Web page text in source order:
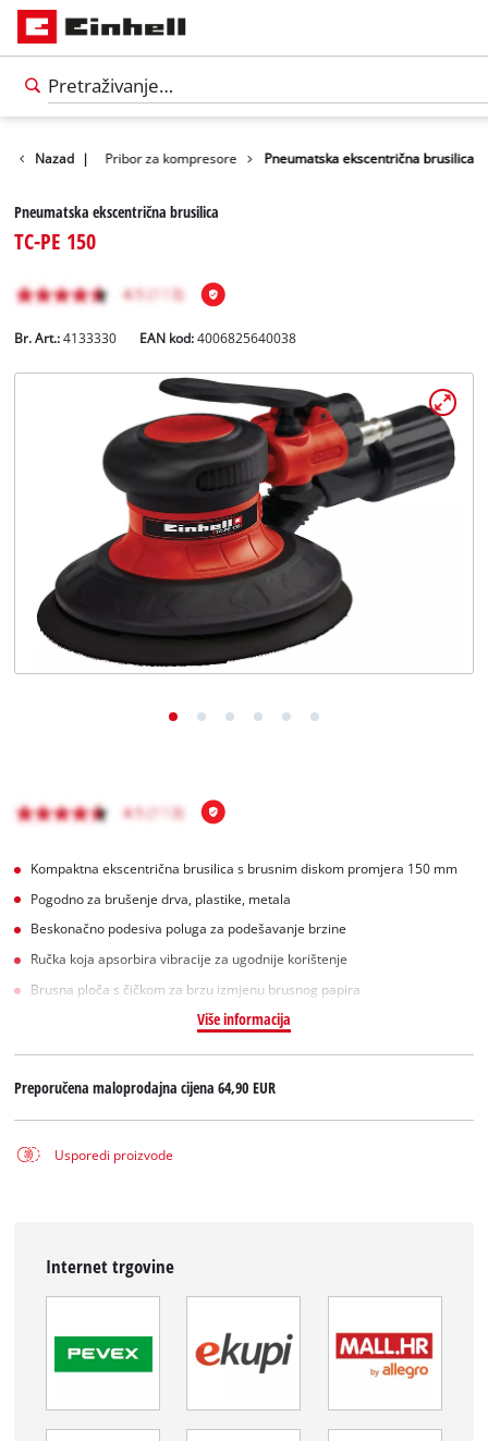
English
Nazad |
za alate Pribor za kompresore Pneumatska ekscentrična brusilica
Pneumatska ekscentrična brusilica
TC-PE 150
Br. Art.: 4133330 EAN kod:4006825640038
Kompaktna ekscentrična brusilica s brusnim diskom promjera 150 mm
Pogodno za brušenje drva, plastike, metala
Beskonačno podesiva poluga za podešavanje brzine
Ručka koja apsorbira vibracije za ugodnije korištenje
Brusna ploča s čičkom za brzu izmjenu brusnog papira
Više informacija
Preporučena maloprodajna cijena64,90 EUR
Usporedi proizvode
Internet trgovine